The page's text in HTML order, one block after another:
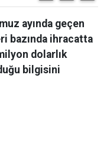
ayında geçen
bazında ihracatta
dolarlık
bilgisini